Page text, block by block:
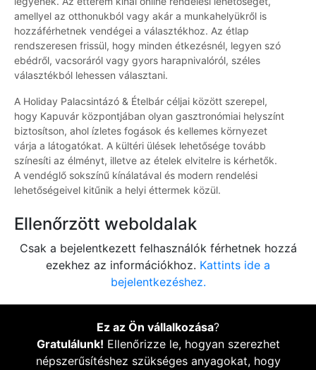
amellyel az otthonukból vagy akár a munkahelyükről is
hozzáférhetnek vendégei a választékhoz. Az étlap
rendszeresen frissül, hogy minden étkezésnél, legyen szó
ebédről, vacsoráról vagy gyors harapnivalóról, széles
választékból lehessen választani.
A Holiday Palacsintázó & Ételbár céljai között szerepel,
hogy Kapuvár központjában olyan gasztronómiai helyszínt
biztosítson, ahol ízletes fogások és kellemes környezet
várja a látogatókat. A kültéri ülések lehetősége tovább
színesíti az élményt, illetve az ételek elvitelre is kérhetők.
A vendéglő sokszínű kínálatával és modern rendelési
lehetőségeivel kitűnik a helyi éttermek közül.
Ellenőrzött weboldalak
Csak a bejelentkezett felhasználók férhetnek hozzá
ezekhez az információkhoz. Kattints ide a
bejelentkezéshez.
Ez az Ön vállalkozása?
Gratulálunk! Ellenőrizze le, hogyan szerezhet
népszerűsítéshez szükséges anyagokat, hogy